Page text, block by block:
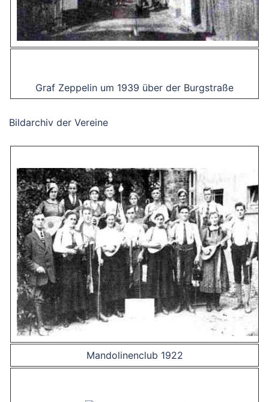
Graf Zeppelin um 1939 über der Burgstraße
Bildarchiv der Vereine
Mandolinenclub 1922